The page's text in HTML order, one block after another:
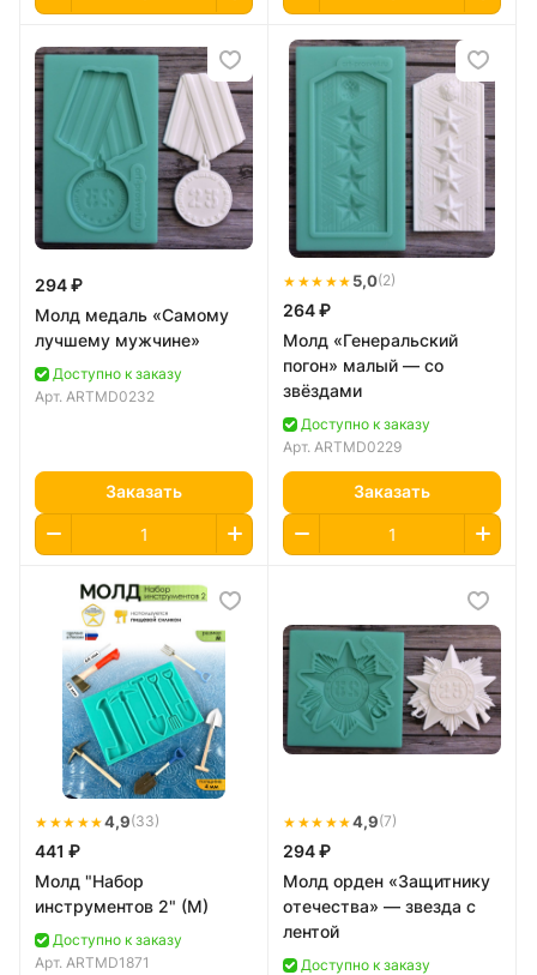
294 ₽
Молд медаль «Самому
лучшему мужчине»
Доступно к заказу
Арт. ARTMD0232
Заказать
★★★★★ 5,0(2)
264 ₽
Молд «Генеральский
погон» малый — со
звёздами
Доступно к заказу
Арт. ARTMD0229
Заказать
★★★★★4,9(33)
441 ₽
Молд "Набор
инструментов 2" (M)
Доступно к заказу
Арт. ARTMD1871
★★★★★4,9(7)
294 ₽
Молд орден «Защитнику
отечества» — звезда с
лентой
Доступно к заказу